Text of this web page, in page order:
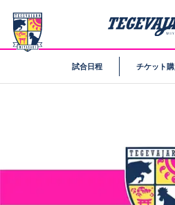
試合日程 チケット購